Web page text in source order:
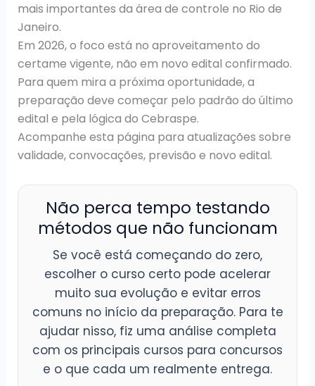
mais importantes da área de controle no Rio de
Janeiro.
Em 2026, o foco está no aproveitamento do
certame vigente, não em novo edital confirmado.
Para quem mira a próxima oportunidade, a
preparação deve começar pelo padrão do último
edital e pela lógica do Cebraspe.
Acompanhe esta página para atualizações sobre
validade, convocações, previsão e novo edital.
Não perca tempo testando
métodos que não funcionam
Se você está começando do zero,
escolher o curso certo pode acelerar
muito sua evolução e evitar erros
comuns no início da preparação. Para te
ajudar nisso, fiz uma análise completa
com os principais cursos para concursos
e o que cada um realmente entrega.